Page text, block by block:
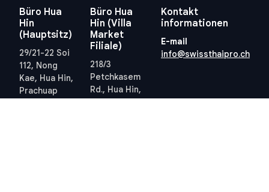
Büro Hua
Hin
(Hauptsitz)
29/21-22 Soi
112, Nong
Kae, Hua Hin,
Prachuap
Büro Hua
Hin (Villa
Market
Filiale)
218/3
Petchkasem
Rd., Hua Hin,
Hua Hin,
Kontakt
informationen
E-mail
info@swissthaipro.ch